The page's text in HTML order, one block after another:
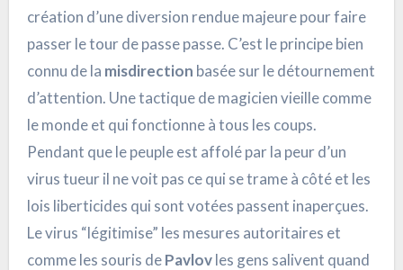
création d’une diversion rendue majeure pour faire
passer le tour de passe passe. C’est le principe bien
connu de la misdirection basée sur le détournement
d’attention. Une tactique de magicien vieille comme
le monde et qui fonctionne à tous les coups.
Pendant que le peuple est affolé par la peur d’un
virus tueur il ne voit pas ce qui se trame à côté et les
lois liberticides qui sont votées passent inaperçues.
Le virus “légitimise” les mesures autoritaires et
comme les souris dePavlovles gens salivent quand